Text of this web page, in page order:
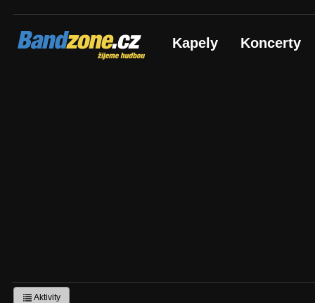
Bandzone.cz
žijeme hudbou Kapely Koncerty
Aktivity